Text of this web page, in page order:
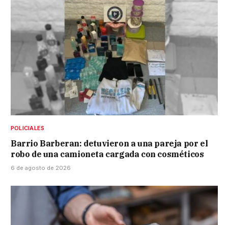
POLICIALES
Barrio Barberan: detuvieron a una pareja por el
robo de una camioneta cargada con cosméticos
6 de agosto de 2026